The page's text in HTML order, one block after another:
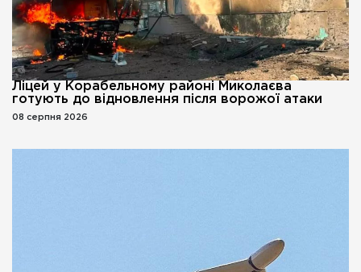
Ліцей у Корабельному районі Миколаєва
готують до відновлення після ворожої атаки
08 серпня 2026